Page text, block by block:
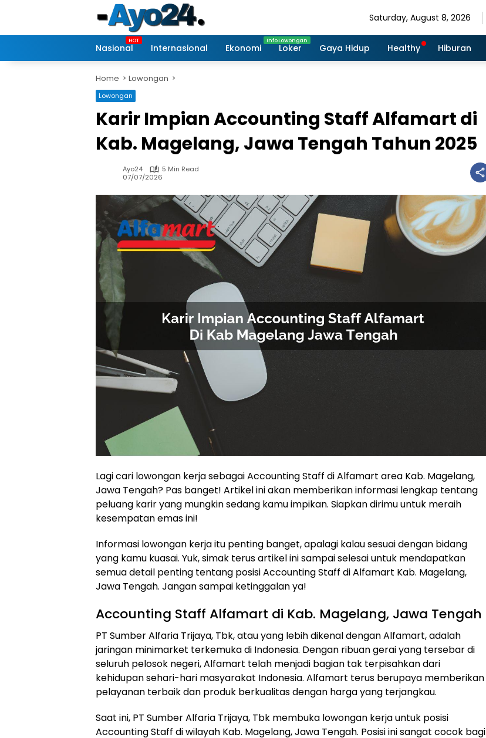
Saturday, August 8, 2026
Nasional Internasional Ekonomi Loker Gaya Hidup Healthy Hiburan
Home Lowongan
Lowongan
Karir Impian Accounting Staff Alfamart di
Kab. Magelang, Jawa Tengah Tahun 2025
Ayo24
5 Min Read
07/07/2026
Lagi cari lowongan kerja sebagai Accounting Staff di Alfamart area Kab. Magelang,
Jawa Tengah? Pas banget! Artikel ini akan memberikan informasi lengkap tentang
peluang karir yang mungkin sedang kamu impikan. Siapkan dirimu untuk meraih
kesempatan emas ini!
Informasi lowongan kerja itu penting banget, apalagi kalau sesuai dengan bidang
yang kamu kuasai. Yuk, simak terus artikel ini sampai selesai untuk mendapatkan
semua detail penting tentang posisi Accounting Staff di Alfamart Kab. Magelang,
Jawa Tengah. Jangan sampai ketinggalan ya!
Accounting Staff Alfamart di Kab. Magelang, Jawa Tengah
PT Sumber Alfaria Trijaya, Tbk, atau yang lebih dikenal dengan Alfamart, adalah
jaringan minimarket terkemuka di Indonesia. Dengan ribuan gerai yang tersebar di
seluruh pelosok negeri, Alfamart telah menjadi bagian tak terpisahkan dari
kehidupan sehari-hari masyarakat Indonesia. Alfamart terus berupaya memberikan
pelayanan terbaik dan produk berkualitas dengan harga yang terjangkau.
Saat ini, PT Sumber Alfaria Trijaya, Tbk membuka lowongan kerja untuk posisi
Accounting Staff di wilayah Kab. Magelang, Jawa Tengah. Posisi ini sangat cocok bagi